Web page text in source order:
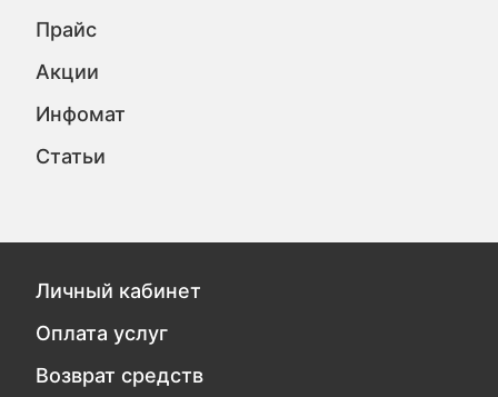
Прайс
Акции
Инфомат
Статьи
Личный кабинет
Оплата услуг
Возврат средств